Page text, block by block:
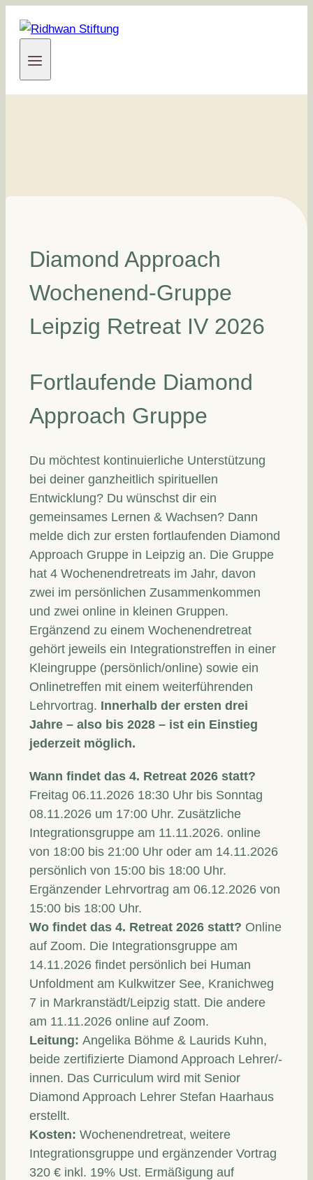
Inhalt
Diamond Approach
Wochenend-Gruppe
Leipzig Retreat IV 2026
Fortlaufende Diamond
Approach Gruppe
Du möchtest kontinuierliche Unterstützung
bei deiner ganzheitlich spirituellen
Entwicklung? Du wünschst dir ein
gemeinsames Lernen & Wachsen? Dann
melde dich zur ersten fortlaufenden Diamond
Approach Gruppe in Leipzig an. Die Gruppe
hat 4 Wochenendretreats im Jahr, davon
zwei im persönlichen Zusammenkommen
und zwei online in kleinen Gruppen.
Ergänzend zu einem Wochenendretreat
gehört jeweils ein Integrationstreffen in einer
Kleingruppe (persönlich/online) sowie ein
Onlinetreffen mit einem weiterführenden
Lehrvortrag. Innerhalb der ersten drei
Jahre – also bis 2028 – ist ein Einstieg
jederzeit möglich.
Wann findet das 4. Retreat 2026 statt?
Freitag 06.11.2026 18:30 Uhr bis Sonntag
08.11.2026 um 17:00 Uhr. Zusätzliche
Integrationsgruppe am 11.11.2026. online
von 18:00 bis 21:00 Uhr oder am 14.11.2026
persönlich von 15:00 bis 18:00 Uhr.
Ergänzender Lehrvortrag am 06.12.2026 von
15:00 bis 18:00 Uhr.
Wo findet das 4. Retreat 2026 statt? Online
auf Zoom. Die Integrationsgruppe am
14.11.2026 findet persönlich bei Human
Unfoldment am Kulkwitzer See, Kranichweg
7 in Markranstädt/Leipzig statt. Die andere
am 11.11.2026 online auf Zoom.
Leitung: Angelika Böhme & Laurids Kuhn,
beide zertifizierte Diamond Approach Lehrer/-
innen. Das Curriculum wird mit Senior
Diamond Approach Lehrer Stefan Haarhaus
erstellt.
Kosten: Wochenendretreat, weitere
Integrationsgruppe und ergänzender Vortrag
320 € inkl. 19% Ust. Ermäßigung auf